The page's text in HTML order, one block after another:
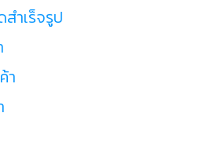
ำเร็จรูป
า